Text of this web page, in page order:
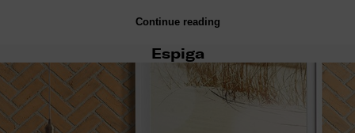
Continue reading
Espiga